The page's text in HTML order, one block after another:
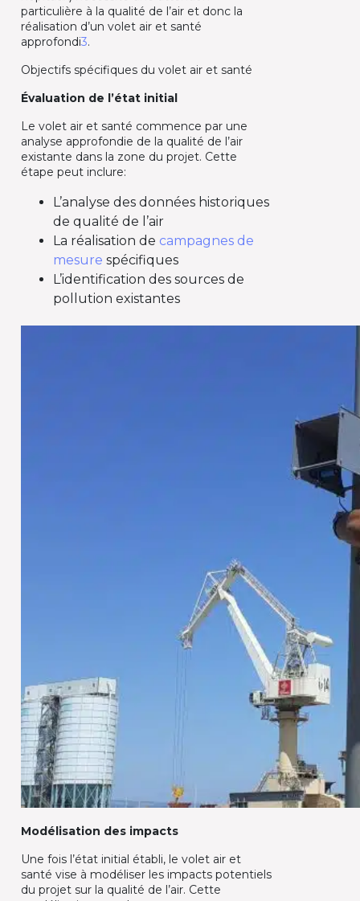
particulière à la qualité de l’air et donc la
réalisation d’un volet air et santé
approfondi3.
Objectifs spécifiques du volet air et santé
Évaluation de l’état initial
Le volet air et santé commence par une
analyse approfondie de la qualité de l’air
existante dans la zone du projet. Cette
étape peut inclure:
L’analyse des données historiques
de qualité de l’air
La réalisation de campagnes de
mesure spécifiques
L’identification des sources de
pollution existantes
Modélisation des impacts
Une fois l’état initial établi, le volet air et
santé vise à modéliser les impacts potentiels
du projet sur la qualité de l’air. Cette